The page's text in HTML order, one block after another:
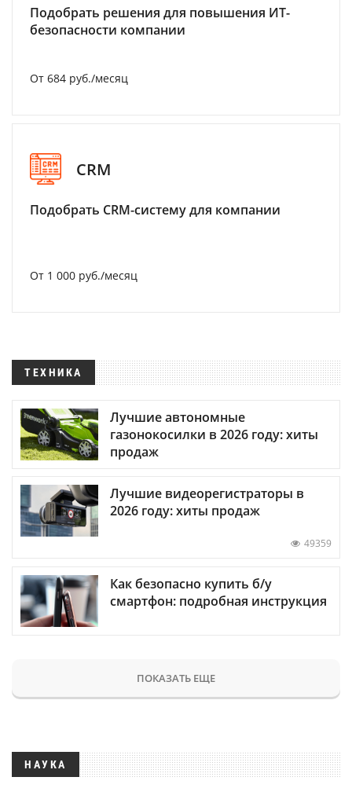
Подобрать решения для повышения ИТ-
безопасности компании
От 684 руб./месяц
CRM
Подобрать CRM-систему для компании
От 1 000 руб./месяц
ТЕХНИКА
Лучшие автономные
газонокосилки в 2026 году: хиты
продаж
Лучшие видеорегистраторы в
2026 году: хиты продаж
49359
Как безопасно купить б/у
смартфон: подробная инструкция
ПОКАЗАТЬ ЕЩЕ
НАУКА